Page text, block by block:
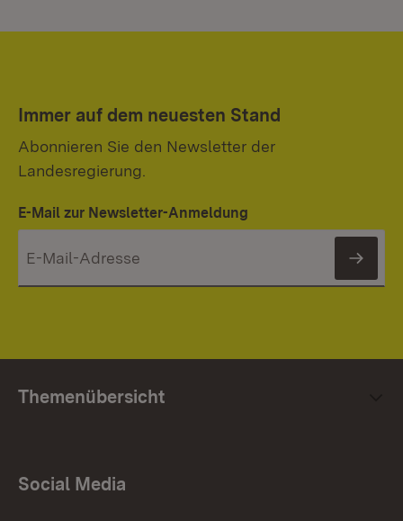
Immer auf dem neuesten Stand
Abonnieren Sie den Newsletter der
Landesregierung.
E-Mail zur Newsletter-Anmeldung
Themenübersicht
Social Media